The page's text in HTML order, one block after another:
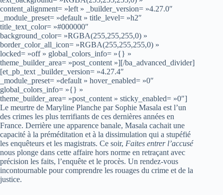
content_alignment= »left » _builder_version= »4.27.0″
_module_preset= »default » title_level= »h2″
title_text_color= »#000000″
background_color= »RGBA(255,255,255,0) »
border_color_all_icon= »RGBA(255,255,255,0) »
locked= »off » global_colors_info= »{} »
theme_builder_area= »post_content »][/ba_advanced_divider]
[et_pb_text _builder_version= »4.27.4″
_module_preset= »default » hover_enabled= »0″
global_colors_info= »{} »
theme_builder_area= »post_content » sticky_enabled= »0″]
Le meurtre de Maryline Planche par Sophie Masala est l’un
des crimes les plus terrifiants de ces dernières années en
France. Derrière une apparence banale, Masala cachait une
capacité à la préméditation et à la dissimulation qui a stupéfié
les enquêteurs et les magistrats. Ce soir, Faites entrer l’accusé
nous plonge dans cette affaire hors norme en retraçant avec
précision les faits, l’enquête et le procès. Un rendez-vous
incontournable pour comprendre les rouages du crime et de la
justice.